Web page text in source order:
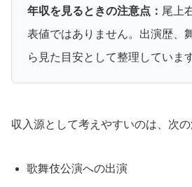
年収を見るときの注意点： 尾上
表値ではありません。出演歴、
ら見た目安として整理しています
収入源として考えやすいのは、次の
歌舞伎公演への出演